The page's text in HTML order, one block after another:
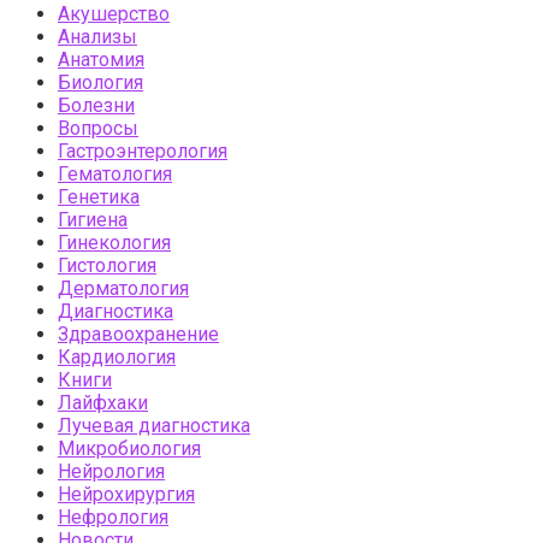
Акушерство
Анализы
Анатомия
Биология
Болезни
Вопросы
Гастроэнтерология
Гематология
Генетика
Гигиена
Гинекология
Гистология
Дерматология
Диагностика
Здравоохранение
Кардиология
Книги
Лайфхаки
Лучевая диагностика
Микробиология
Нейрология
Нейрохирургия
Нефрология